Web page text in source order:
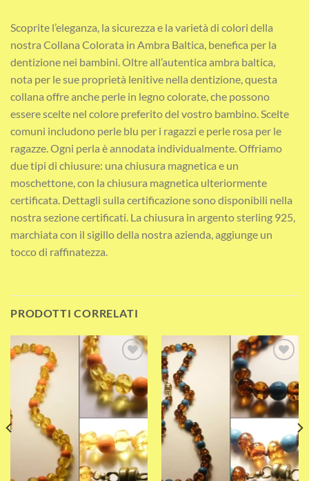
Scoprite l’eleganza, la sicurezza e la varietà di colori della
nostra Collana Colorata in Ambra Baltica, benefica per la
dentizione nei bambini. Oltre all’autentica ambra baltica,
nota per le sue proprietà lenitive nella dentizione, questa
collana offre anche perle in legno colorate, che possono
essere scelte nel colore preferito del vostro bambino. Scelte
comuni includono perle blu per i ragazzi e perle rosa per le
ragazze. Ogni perla è annodata individualmente. Offriamo
due tipi di chiusure: una chiusura magnetica e un
moschettone, con la chiusura magnetica ulteriormente
certificata. Dettagli sulla certificazione sono disponibili nella
nostra sezione certificati. La chiusura in argento sterling 925,
marchiata con il sigillo della nostra azienda, aggiunge un
tocco di raffinatezza.
PRODOTTI CORRELATI
Add to wishlist Add to wishlist